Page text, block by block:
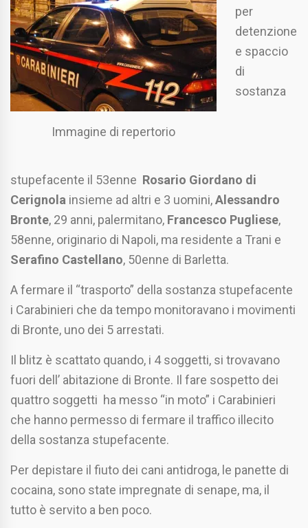
Immagine di repertorio
per
detenzione
e spaccio
di
sostanza
stupefacente il 53enne Rosario Giordano di
Cerignola insieme ad altri e 3 uomini,Alessandro
Bronte, 29 anni, palermitano, Francesco Pugliese,
58enne, originario di Napoli, ma residente a Trani e
Serafino Castellano, 50enne di Barletta.
A fermare il “trasporto” della sostanza stupefacente
i Carabinieri che da tempo monitoravano i movimenti
di Bronte, uno dei 5 arrestati.
Il blitz è scattato quando, i 4 soggetti, si trovavano
fuori dell’ abitazione di Bronte. Il fare sospetto dei
quattro soggetti ha messo “in moto” i Carabinieri
che hanno permesso di fermare il traffico illecito
della sostanza stupefacente.
Per depistare il fiuto dei cani antidroga, le panette di
cocaina, sono state impregnate di senape, ma, il
tutto è servito a ben poco.